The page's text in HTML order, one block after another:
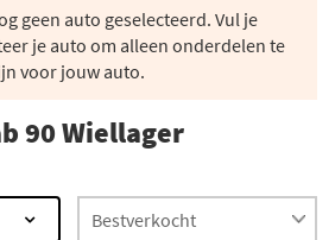
geen auto geselecteerd. Vul je
je auto om alleen onderdelen te
voor jouw auto.
90 Wiellager